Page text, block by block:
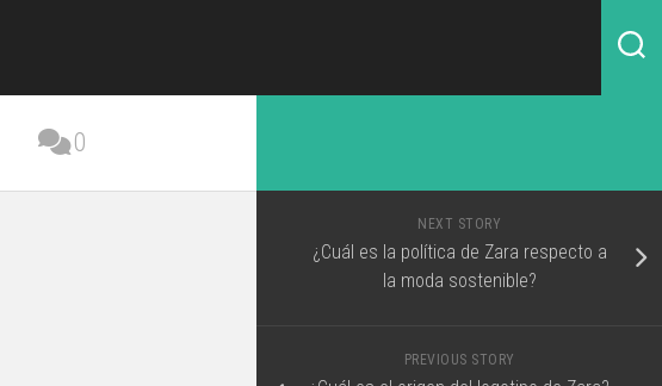
0
NEXT STORY
¿Cuál es la política de Zara respecto a
la moda sostenible?
PREVIOUS STORY